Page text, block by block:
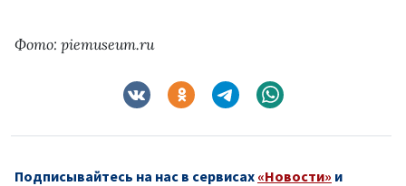
Фото: piemuseum.ru
Подписывайтесь на нас в сервисах «Новости» и